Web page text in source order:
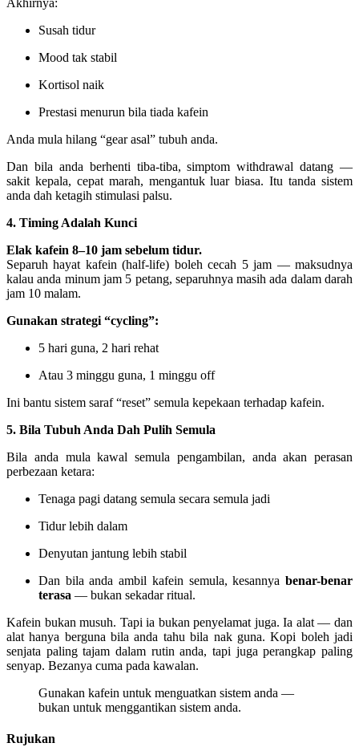
Susah tidur
Mood tak stabil
Kortisol naik
Prestasi menurun bila tiada kafein
Anda mula hilang “gear asal” tubuh anda.
Dan bila anda berhenti tiba-tiba, simptom withdrawal datang —
sakit kepala, cepat marah, mengantuk luar biasa. Itu tanda sistem
anda dah ketagih stimulasi palsu.
4. Timing Adalah Kunci
Elak kafein 8–10 jam sebelum tidur.
Separuh hayat kafein (half-life) boleh cecah 5 jam — maksudnya
kalau anda minum jam 5 petang, separuhnya masih ada dalam darah
jam 10 malam.
Gunakan strategi “cycling”:
5 hari guna, 2 hari rehat
Atau 3 minggu guna, 1 minggu off
Ini bantu sistem saraf “reset” semula kepekaan terhadap kafein.
5. Bila Tubuh Anda Dah Pulih Semula
Bila anda mula kawal semula pengambilan, anda akan perasan
perbezaan ketara:
Tenaga pagi datang semula secara semula jadi
Tidur lebih dalam
Denyutan jantung lebih stabil
Dan bila anda ambil kafein semula, kesannya benar-benar
terasa — bukan sekadar ritual.
Kafein bukan musuh. Tapi ia bukan penyelamat juga. Ia alat — dan
alat hanya berguna bila anda tahu bila nak guna. Kopi boleh jadi
senjata paling tajam dalam rutin anda, tapi juga perangkap paling
senyap. Bezanya cuma pada kawalan.
Gunakan kafein untuk menguatkan sistem anda —
bukan untuk menggantikan sistem anda.
Rujukan